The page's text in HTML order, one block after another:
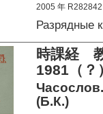
2005 年 R282842
Разрядные
時課経
1981（？
(Б.К.)